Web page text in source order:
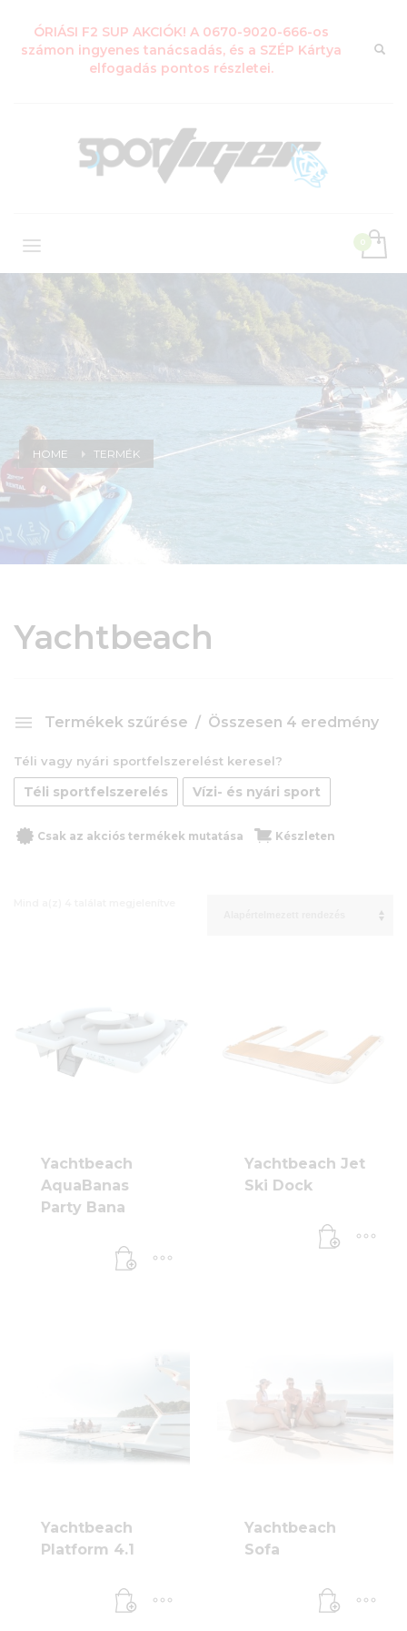
ÓRIÁSI F2 SUP AKCIÓK! A 0670-9020-666-os
számon ingyenes tanácsadás, és a SZÉP Kártya
elfogadás pontos részletei.
HOME TERMÉK
Yachtbeach
Termékek szűrése Összesen 4 eredmény
Téli vagy nyári sportfelszerelést keresel?
Téli sportfelszerelés Vízi- és nyári sport
Csak az akciós termékek mutatása Készleten
Yachtbeach
AquaBanas
Party Bana
Yachtbeach Jet
Ski Dock
Yachtbeach
Platform 4.1
Yachtbeach
Sofa